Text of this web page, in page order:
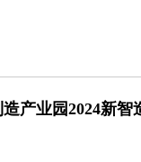
产业园2024新智